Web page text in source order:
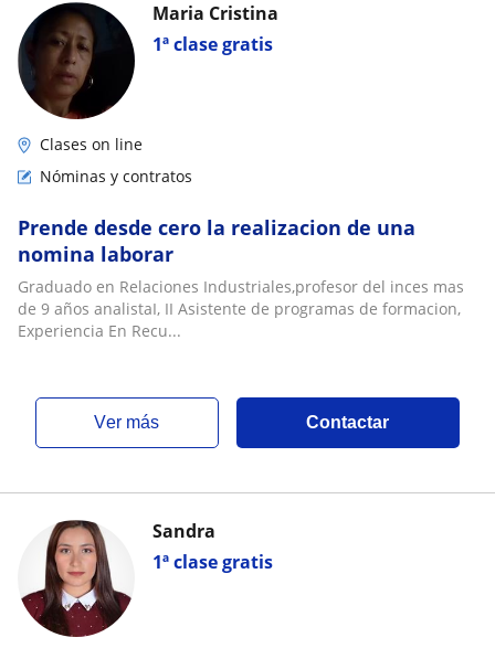
1ª clase gratis
Maria Cristina
Clases on line
Nóminas y contratos
Prende desde cero la realizacion de una
nomina laborar
Graduado en Relaciones Industriales,profesor del inces mas
de 9 años analistaI, II Asistente de programas de formacion,
Experiencia En Recu...
ver más Contactar
1ª clase gratis
Sandra